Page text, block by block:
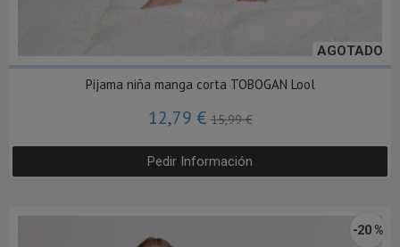
AGOTADO
Pijama niña manga corta TOBOGAN Lool
12,79 €15,99 €
Pedir Información
-20 %